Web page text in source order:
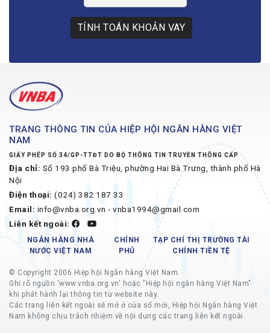
TÍNH TOÁN KHOẢN VAY
TRANG THÔNG TIN CỦA HIỆP HỘI NGÂN HÀNG VIỆT
NAM
GIẤY PHÉP SỐ 34/GP-TTĐT DO BỘ THÔNG TIN TRUYỀN THÔNG CẤP
Địa chỉ: Số 193 phố Bà Triệu, phường Hai Bà Trưng, thành phố Hà
Nội
Điện thoại: (024) 382 187 33
Email: info@vnba.org.vn - vnba1994@gmail.com
Liên kết ngoài:
NGÂN HÀNG NHÀ
NƯỚC VIỆT NAM
CHÍNH
PHỦ
TẠP CHÍ THỊ TRƯỜNG TÀI
CHÍNH TIỀN TỆ
© Copyright 2006 Hiệp hội Ngân hàng Việt Nam.
Ghi rõ nguồn 'www.vnba.org.vn' hoặc "Hiệp hội ngân hàng Việt Nam"
khi phát hành lại thông tin từ website này.
Các trang liên kết ngoài sẽ mở ở cửa sổ mới, Hiệp hội Ngân hàng Việt
Nam không chịu trách nhiệm về nội dung các trang liên kết ngoài.